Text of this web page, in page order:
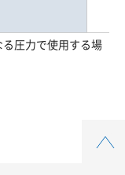
圧力で使用する場